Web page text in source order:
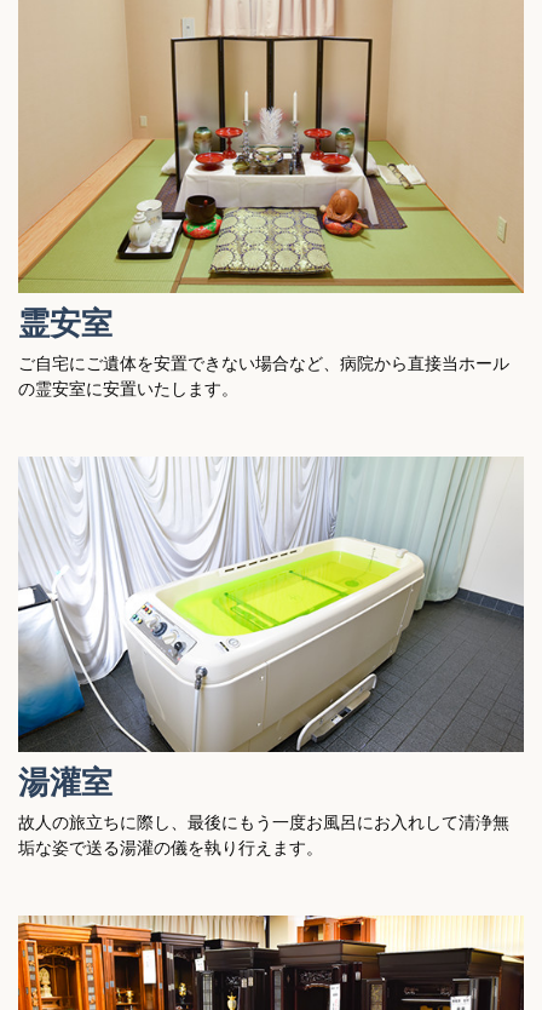
霊安室
ご自宅にご遺体を安置できない場合など、病院から直接当ホール
の霊安室に安置いたします。
湯灌室
故人の旅立ちに際し、最後にもう一度お風呂にお入れして清浄無
垢な姿で送る湯灌の儀を執り行えます。